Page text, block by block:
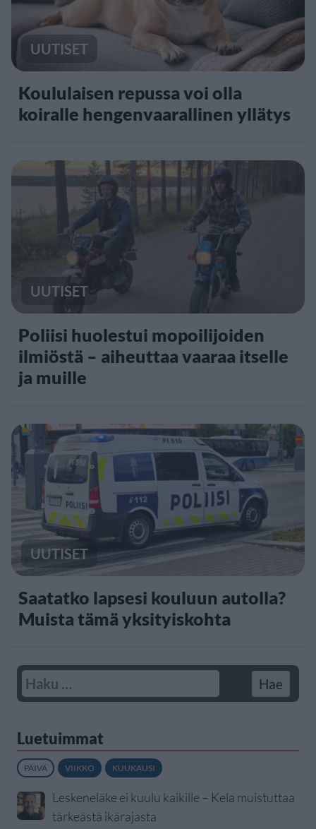
UUTISET
Koululaisen repussa voi olla
koiralle hengenvaarallinen yllätys
UUTISET
Poliisi huolestui mopoilijoiden
ilmiöstä – aiheuttaa vaaraa itselle
ja muille
UUTISET
Saatatko lapsesi kouluun autolla?
Muista tämä yksityiskohta
Luetuimmat
PÄIVÄ VIIKKO KUUKAUSI
Leskeneläke ei kuulu kaikille – Kela muistuttaa
tärkeästä ikärajasta